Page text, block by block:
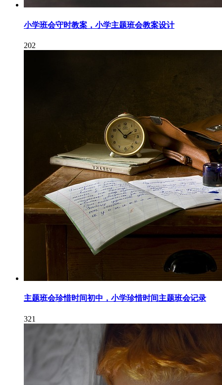
小学班会守时教案，小学主题班会教案设计
202
主题班会珍惜时间初中，小学珍惜时间主题班会记录
321